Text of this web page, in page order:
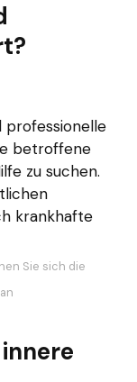
professionelle
betroffene
zu suchen.
krankhafte
Sie sich die